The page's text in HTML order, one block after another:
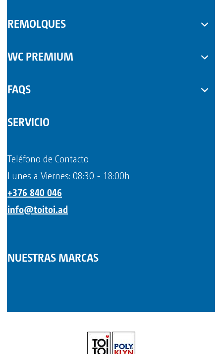
REMOLQUES
WC PREMIUM
FAQS
SERVICIO
Teléfono de Contacto
Lunes a Viernes: 08:30 - 18:00h
+376 840 046
info@toitoi.ad
NUESTRAS MARCAS